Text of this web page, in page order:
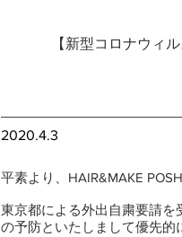
【新型コロナウィ
2020.4.3
平素より、HAIR&MAKE
東京都による外出自粛要請を
の予防といたしまして優先